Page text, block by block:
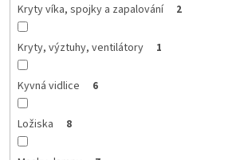
Kryty víka, spojky a zapalování 2
Kryty, výztuhy, ventilátory 1
Kyvná vidlice 6
Ložiska 8